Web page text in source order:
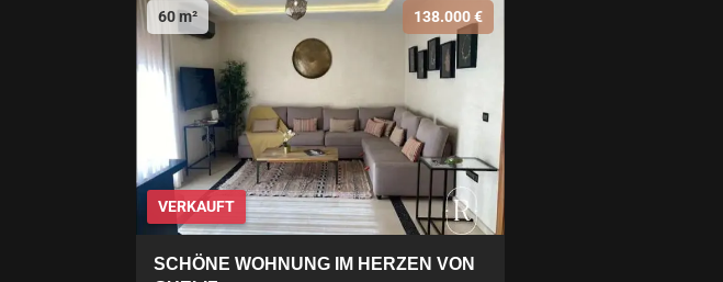
60 m² 138.000 €
VERKAUFT
SCHÖNE WOHNUNG IM HERZEN VON